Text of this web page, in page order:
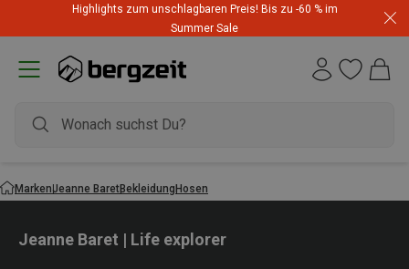
Highlights zum unschlagbaren Preis! Bis zu -60 % im
Summer Sale
MarkenJeanne BaretBekleidungHosen
Jeanne Baret | Life explorer